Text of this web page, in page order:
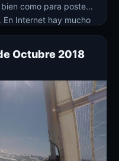
como para postear
Internet hay mucho
para el forward
Octubre 2018